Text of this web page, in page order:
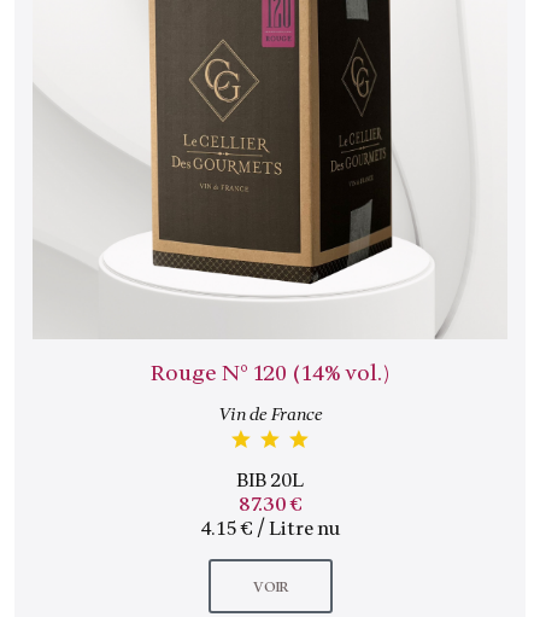
Rouge N° 120 (14% vol.)
Vin de France
BIB 20L
87.30 €
4.15 € / Litre nu
VOIR